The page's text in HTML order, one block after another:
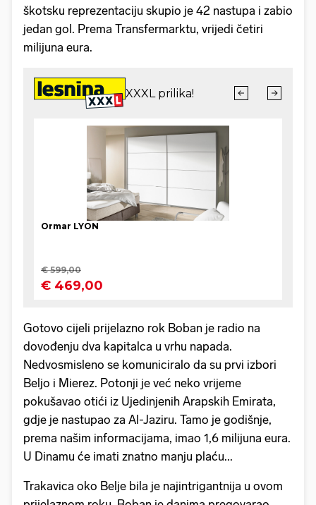
škotsku reprezentaciju skupio je 42 nastupa i zabio
jedan gol. Prema Transfermarktu, vrijedi četiri
milijuna eura.
Gotovo cijeli prijelazno rok Boban je radio na
dovođenju dva kapitalca u vrhu napada.
Nedvosmisleno se komuniciralo da su prvi izbori
Beljo i Mierez. Potonji je već neko vrijeme
pokušavao otići iz Ujedinjenih Arapskih Emirata,
gdje je nastupao za Al-Jaziru. Tamo je godišnje,
prema našim informacijama, imao 1,6 milijuna eura.
U Dinamu će imati znatno manju plaću...
Trakavica oko Belje bila je najintrigantnija u ovom